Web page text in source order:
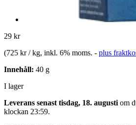
29 kr
(725 kr / kg, inkl. 6% moms. - plus
Innehåll: 40 g
I lager
Leverans senast tisdag, 18. augusti om
klockan 23:59.